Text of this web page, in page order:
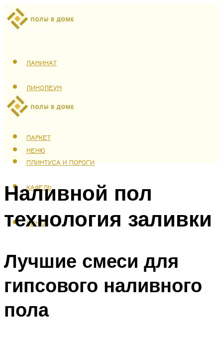
ЛАМИНАТ
ЛИНОЛЕУМ
ТЕПЛЫЙ ПОЛ
ПАРКЕТ
ПЛИНТУСА И ПОРОГИ
КАФЕЛЬ
МЕНЮ
МЕНЮ
Наливной пол
технология заливки
Лучшие смеси для
гипсового наливного
пола